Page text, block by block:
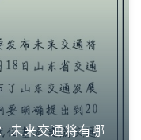
未来交通将有哪